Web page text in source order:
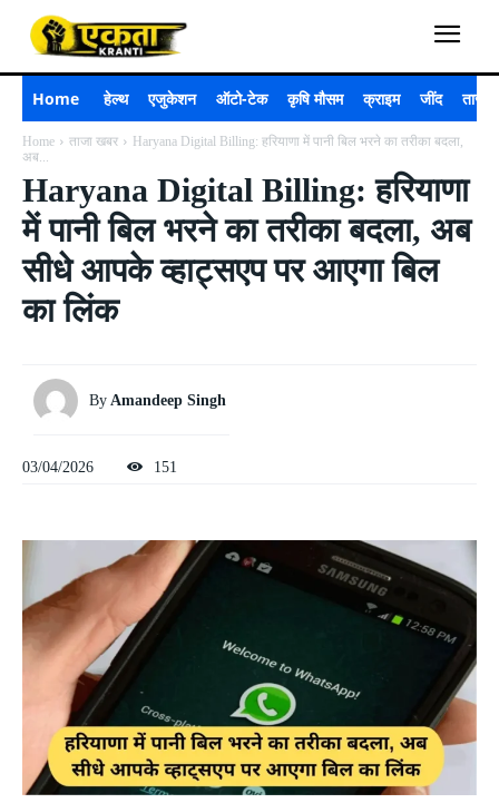
Home हेल्थ एजुकेशन ऑटो-टेक कृषि मौसम क्राइम जींद ताजा
Home ताजा खबर
Haryana Digital Billing: हरियाणा में पानी बिल भरने का तरीका बदला,
अब...
Haryana Digital Billing: हरियाणा
में पानी बिल भरने का तरीका बदला, अब
सीधे आपके व्हाट्सएप पर आएगा बिल
का लिंक
By Amandeep Singh
03/04/2026 151